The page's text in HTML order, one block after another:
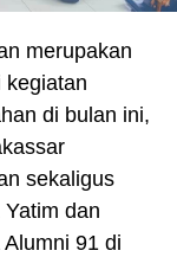
merupakan
kegiatan
di bulan ini,
sekaligus
dan
91 di